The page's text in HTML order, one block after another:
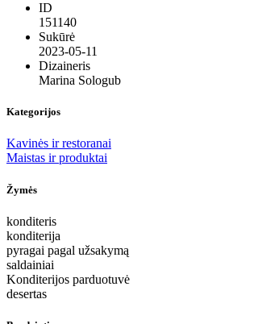
ID
151140
Sukūrė
2023-05-11
Dizaineris
Marina Sologub
Kategorijos
Kavinės ir restoranai
Maistas ir produktai
Žymės
konditeris
konditerija
pyragai pagal užsakymą
saldainiai
Konditerijos parduotuvė
desertas